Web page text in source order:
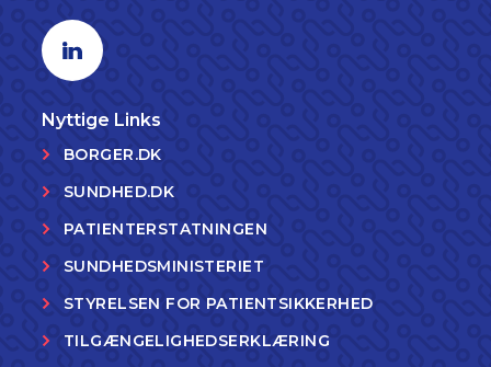
Linkedin profil
Nyttige Links
BORGER.DK
SUNDHED.DK
PATIENTERSTATNINGEN
SUNDHEDSMINISTERIET
STYRELSEN FOR PATIENTSIKKERHED
TILGÆNGELIGHEDSERKLÆRING